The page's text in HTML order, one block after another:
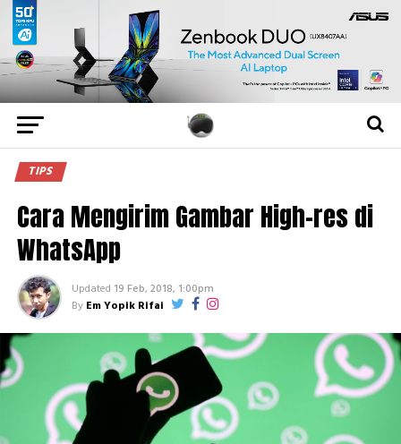
TIPS
Cara Mengirim Gambar High-res di
WhatsApp
Updated 19 Feb, 2018, 1:00pm
By Em Yopik Rifai